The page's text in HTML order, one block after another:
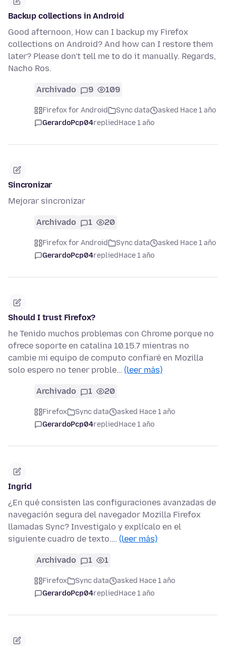
Backup collections in Android
Good afternoon, How can I backup my Firefox
collections on Android? And how can I restore them
later? Please don't tell me to do it manually. Regards,
Nacho Ros.
Archivado 9 109
Firefox for Android Sync data
asked Hace 1 año
GerardoPcp04repliedHace 1 año
Sincronizar
Mejorar sincronizar
Archivado 1 20
Firefox for Android Sync data
asked Hace 1 año
GerardoPcp04repliedHace 1 año
Should I trust Firefox?
he Tenido muchos problemas con Chrome porque no
ofrece soporte en catalina 10.15.7 mientras no
cambie mi equipo de computo confiaré en Mozilla
solo espero no tener proble… (leer más)
Archivado 1 20
Firefox Sync data
asked Hace 1 año
GerardoPcp04repliedHace 1 año
Ingrid
¿En qué consisten las configuraciones avanzadas de
navegación segura del navegador Mozilla Firefox
llamadas Sync? Investigalo y explícalo en el
siguiente cuadro de texto.… (leer más)
Archivado 1 1
Firefox Sync data
asked Hace 1 año
GerardoPcp04repliedHace 1 año